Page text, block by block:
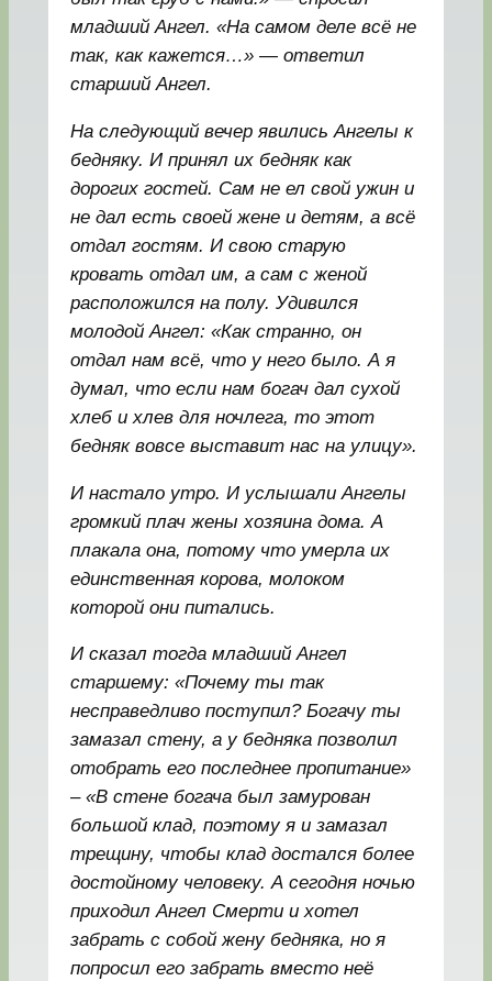
младший Ангел. «На самом деле всё не
так, как кажется…» — ответил
старший Ангел.
На следующий вечер явились Ангелы к
бедняку. И принял их бедняк как
дорогих гостей. Сам не ел свой ужин и
не дал есть своей жене и детям, а всё
отдал гостям. И свою старую
кровать отдал им, а сам с женой
расположился на полу. Удивился
молодой Ангел: «Как странно, он
отдал нам всё, что у него было. А я
думал, что если нам богач дал сухой
хлеб и хлев для ночлега, то этот
бедняк вовсе выставит нас на улицу».
И настало утро. И услышали Ангелы
громкий плач жены хозяина дома. А
плакала она, потому что умерла их
единственная корова, молоком
которой они питались.
И сказал тогда младший Ангел
старшему: «Почему ты так
несправедливо поступил? Богачу ты
замазал стену, а у бедняка позволил
отобрать его последнее пропитание»
– «В стене богача был замурован
большой клад, поэтому я и замазал
трещину, чтобы клад достался более
достойному человеку. А сегодня ночью
приходил Ангел Смерти и хотел
забрать с собой жену бедняка, но я
попросил его забрать вместо неё